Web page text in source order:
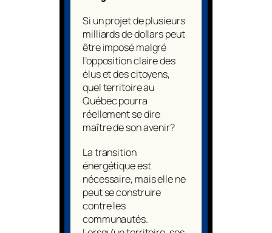
Si un projet de plusieurs
milliards de dollars peut
être imposé malgré
l’opposition claire des
élus et des citoyens,
quel territoire au
Québec pourra
réellement se dire
maître de son avenir?
La transition
énergétique est
nécessaire, mais elle ne
peut se construire
contre les
communautés.